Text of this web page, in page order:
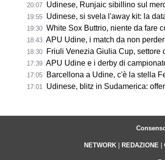
20:07 Udinese, Runjaic sibillino sul mercato: la
19:55 Udinese, si svela l'away kit: la
19:30 White Sox Buttrio, niente da fare
18:43 APU Udine, i match da non
18:30 Friuli Venezia Giulia Cup, settore ospiti
17:39 APU Udine e i derby di campionato:
17:05 Barcellona a Udine, c'è la stella Fermín
17:01 Udinese, blitz in Sudamerica: offerta
NETWORK| REDAZIONE|